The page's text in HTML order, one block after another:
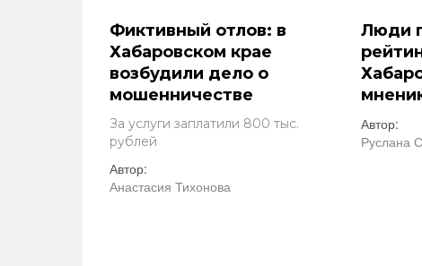
Фиктивный отлов: в
Хабаровском крае
возбудили дело о
мошенничестве
За услуги заплатили 800 тыс.
рублей
Автор:
Анастасия Тихонова
Люди
Автор:
Руслана